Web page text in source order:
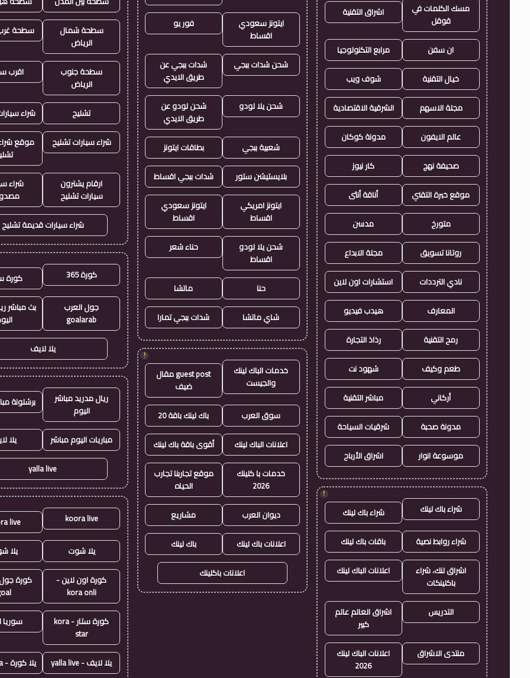
مسك الكلمات في
قوقل
اشراق التقنية
ان سفن مرابع التكنولوجيا
خيال التقنية شوف ويب
مجلة الاسهم الشرقية الاقتصادية
عالم الايفون مدونة كوكان
صحيفة نهج كار نيوز
موقع خبرة التقني أناقة أنثى
متورخ مدسن
روتانا تسويق مجلة الابداع
نادي الترددات استشارات اون لاين
المعارف هيدب فيديو
رمح التقنية رذاذ التجارة
طعم وكيف شهود نت
أركاني مباشر التقنية
مدونة صحبة شرقيات السياحة
موسوعة انوار اشراق الأرباح
!
شراء باك لينك شراء باك لينك
شراء روابط نصية باقات باك لينك
اشراق لنك، شراء
باكلينكات
اعلانات الباك لينك
التدريس
اشراق العالم عالم
كبير
منتدى الاشراق
اعلانات الباك لينك
2026
ايتونز سعودي
اقساط
فور يو
شحن شدات ببجي
شدات ببجي عن
طريق الايدي
شحن يلا لودو
شحن لودو عن
طريق الايدي
شعبية ببجي بطاقات ايتونز
بلايستيشن ستور شدات ببجي اقساط
ايتونز امريكي
اقساط
ايتونز سعودي
اقساط
شحن يلا لودو
اقساط
حناء شعر
حنا ماتشا
شاي ماتشا شدات ببجي تمارا
!
خدمات الباك لينك
والجيست
guest post مقال
ضيف
سوق العرب باك لينك باقة 20
اعلانات الباك لينك أقوى باقة باك لينك
خدمات با كلينك
2026
موقع تجاربنا تجارب
الحياه
ديوان العرب مشاريع
اعلانات باك لينك باك لينك
اعلانات باكلينك
سطحة شمال
الرياض
سطحة
سطحة جنوب
الرياض
اقرب
تشليح شراء
شراء سيارات تشليح
موقع
ارقام يشترون
سيارات تشليح
شراء
شراء سيارات قديمة تشليح
كورة 365 كورة
جول العرب
goalarab
بث مباشر
يلا لايف
ريال مدريد مباشر
اليوم
برشلونة
مباريات اليوم مباشر يلا
yalla live
koora live
live
يلا شوت يلا
كورة اون لاين -
kora onli
كورة ستار - kora
star
سوريا
يلا لايف - yalla live يلا كورة - yallakora